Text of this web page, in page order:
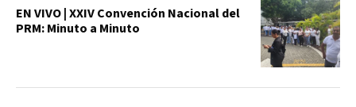
EN VIVO | XXIV Convención Nacional del
PRM: Minuto a Minuto